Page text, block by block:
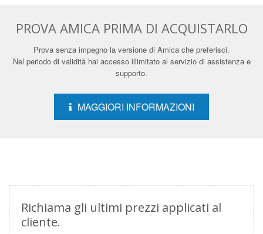
PROVA AMICA PRIMA DI ACQUISTARLO
Prova senza impegno la versione di Amica che preferisci.
Nel periodo di validità hai accesso illimitato al servizio di assistenza e
supporto.
MAGGIORI INFORMAZIONI
Richiama gli ultimi prezzi applicati al
cliente.